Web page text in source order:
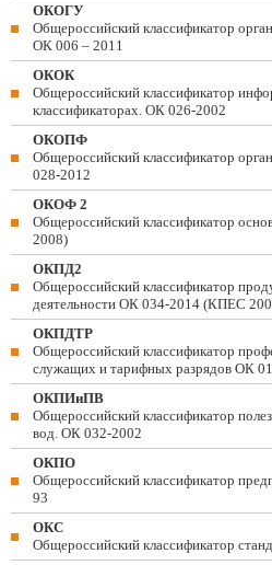
ОКОГУ
Общероссийский классификатор
ОК 006 – 2011
ОКОК
Общероссийский классификатор
классификаторах. ОК 026-2002
ОКОПФ
Общероссийский классификатор
028-2012
ОКОФ 2
Общероссийский классификатор
2008)
ОКПД2
Общероссийский классификатор
деятельности ОК 034-2014 (КПЕС
ОКПДТР
Общероссийский классификатор
служащих и тарифных разрядов ОК
ОКПИиПВ
Общероссийский классификатор
вод. ОК 032-2002
ОКПО
Общероссийский классификатор
93
ОКС
Общероссийский классификатор